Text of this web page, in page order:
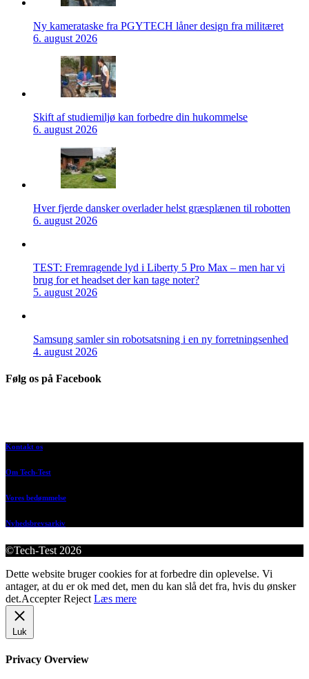
Ny kamerataske fra PGYTECH låner design fra militæret
6. august 2026
Skift af studiemiljø kan forbedre din hukommelse
6. august 2026
Hver fjerde dansker overlader helst græsplænen til robotten
6. august 2026
TEST: Fremragende lyd i Liberty 5 Pro Max – men har vi
brug for et headset der kan tage noter?
5. august 2026
Samsung samler sin robotsatsning i en ny forretningsenhed
4. august 2026
Følg os på Facebook
Kontakt os
Om Tech-Test
Vores bedømmelse
Nyhedsbrevsarkiv
©Tech-Test 2026
Dette website bruger cookies for at forbedre din oplevelse. Vi
antager, at du er ok med det, men du kan slå det fra, hvis du ønsker
det.Accepter Reject Læs mere
Luk
Privacy Overview